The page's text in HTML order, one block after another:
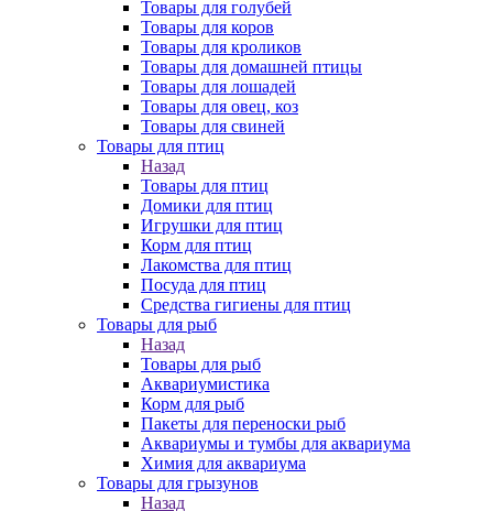
Товары для голубей
Товары для коров
Товары для кроликов
Товары для домашней птицы
Товары для лошадей
Товары для овец, коз
Товары для свиней
Товары для птиц
Назад
Товары для птиц
Домики для птиц
Игрушки для птиц
Корм для птиц
Лакомства для птиц
Посуда для птиц
Средства гигиены для птиц
Товары для рыб
Назад
Товары для рыб
Аквариумистика
Корм для рыб
Пакеты для переноски рыб
Аквариумы и тумбы для аквариума
Химия для аквариума
Товары для грызунов
Назад